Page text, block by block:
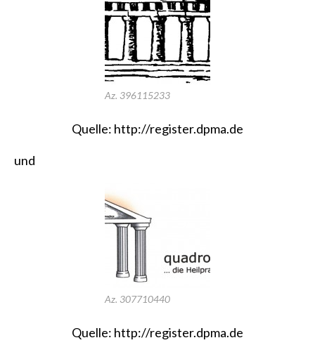
Az. 396115233
Quelle: http://register.dpma.de
und
Az. 307710440
Quelle: http://register.dpma.de